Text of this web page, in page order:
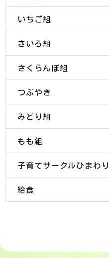
いちご組
きいろ組
さくらんぼ組
つぶやき
みどり組
もも組
子育てサークルひまわり
給食